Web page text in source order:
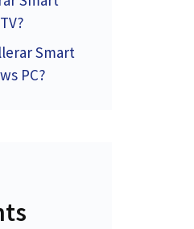
Smart
PC?